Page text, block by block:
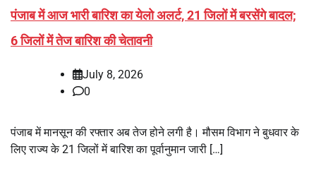
पंजाब में आज भारी बारिश का येलो अलर्ट, 21 जिलों में बरसेंगे बादल;
6 जिलों में तेज बारिश की चेतावनी
July 8, 2026
0
पंजाब में मानसून की रफ्तार अब तेज होने लगी है। मौसम विभाग ने बुधवार के
लिए राज्य के 21 जिलों में बारिश का पूर्वानुमान जारी […]